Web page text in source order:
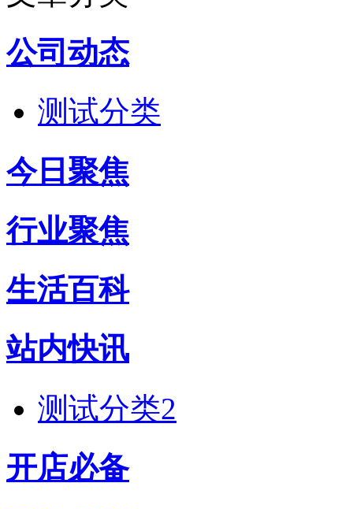
公司动态
测试分类
今日聚焦
行业聚焦
生活百科
站内快讯
测试分类2
开店必备